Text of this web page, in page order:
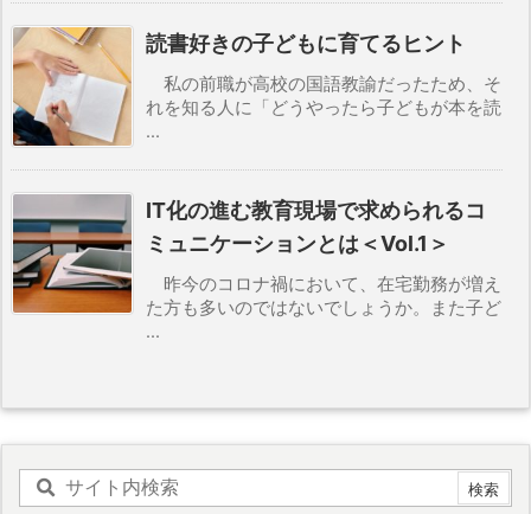
読書好きの子どもに育てるヒント
私の前職が高校の国語教諭だったため、そ
れを知る人に「どうやったら子どもが本を読
...
IT化の進む教育現場で求められるコ
ミュニケーションとは＜Vol.1＞
昨今のコロナ禍において、在宅勤務が増え
た方も多いのではないでしょうか。また子ど
...